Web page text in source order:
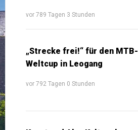
vor 789 Tagen 3 Stunden
„Strecke frei!“ für den MTB-
Weltcup in Leogang
vor 792 Tagen 0 Stunden